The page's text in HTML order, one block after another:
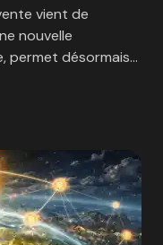
vient de
nouvelle
permet désormais…